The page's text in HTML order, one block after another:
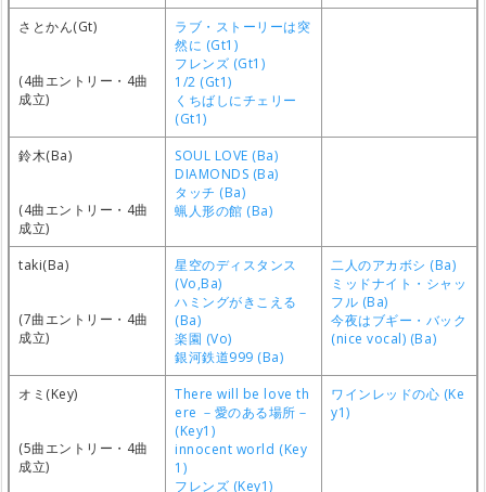
さとかん(Gt)
(4曲エントリー・4曲
成立)
ラブ・ストーリーは突
然に (Gt1)
フレンズ (Gt1)
1/2 (Gt1)
くちばしにチェリー
(Gt1)
鈴木(Ba)
(4曲エントリー・4曲
成立)
SOUL LOVE (Ba)
DIAMONDS (Ba)
タッチ (Ba)
蝋人形の館 (Ba)
taki(Ba)
(7曲エントリー・4曲
成立)
星空のディスタンス
(Vo,Ba)
ハミングがきこえる
(Ba)
楽園 (Vo)
銀河鉄道999 (Ba)
二人のアカボシ (Ba)
ミッドナイト・シャッ
フル (Ba)
今夜はブギー・バック
(nice vocal) (Ba)
オミ(Key)
(5曲エントリー・4曲
成立)
There will be love th
ere －愛のある場所－
(Key1)
innocent world (Key
1)
フレンズ (Key1)
ワインレッドの心 (Ke
y1)